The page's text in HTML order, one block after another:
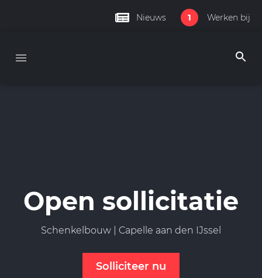
Nieuws 1 Werken bij
Open sollicitatie
Schenkelbouw | Capelle aan den IJssel
Solliciteer nu